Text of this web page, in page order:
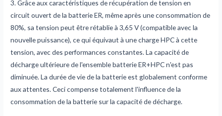
3. Grâce aux caractéristiques de récupération de tension en
circuit ouvert de la batterie ER, même après une consommation de
80%, sa tension peut être rétablie à 3,65 V (compatible avec la
nouvelle puissance), ce qui équivaut à une charge HPC à cette
tension, avec des performances constantes. La capacité de
décharge ultérieure de l'ensemble batterie ER+HPC n'est pas
diminuée. La durée de vie de la batterie est globalement conforme
aux attentes. Ceci compense totalement l'influence de la
consommation de la batterie sur la capacité de décharge.